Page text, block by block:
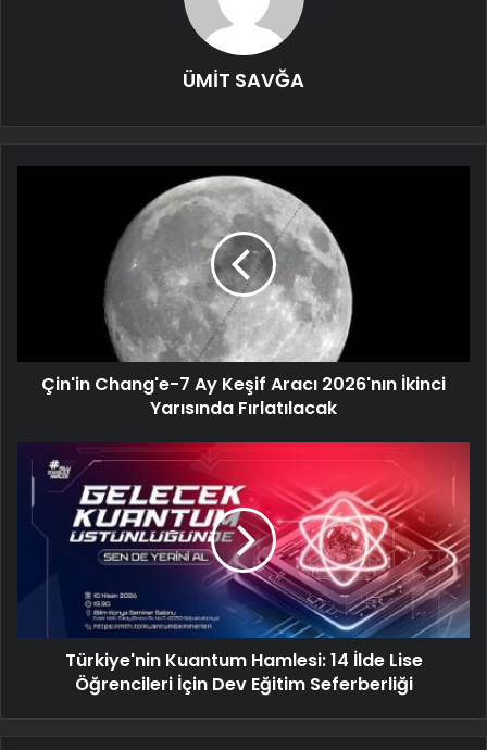
ÜMİT SAVĞA
Çin'in Chang'e-7 Ay Keşif Aracı 2026'nın İkinci
Yarısında Fırlatılacak
Türkiye'nin Kuantum Hamlesi: 14 İlde Lise
Öğrencileri İçin Dev Eğitim Seferberliği